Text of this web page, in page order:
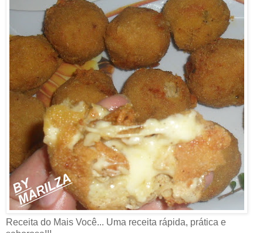
Receita do Mais Você... Uma receita rápida, prática e